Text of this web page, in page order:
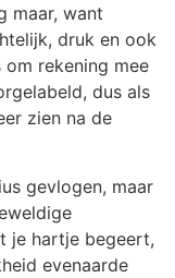
maar, want
druk en ook
rekening mee
dus als
zien na de
gevlogen, maar
je hartje begeert,
evenaarde